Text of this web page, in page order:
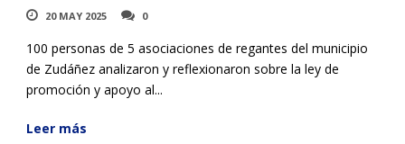
20 MAY 2025 0
100 personas de 5 asociaciones de regantes del municipio
de Zudáñez analizaron y reflexionaron sobre la ley de
promoción y apoyo al...
Leer más